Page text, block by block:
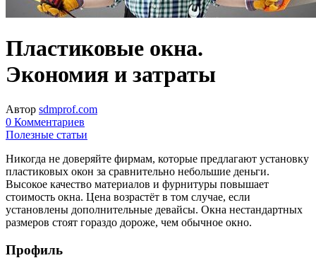
Пластиковые окна.
Экономия и затраты
Автор sdmprof.com
0 Комментариев
Полезные статьи
Никогда не доверяйте фирмам, которые предлагают установку
пластиковых окон за сравнительно небольшие деньги.
Высокое качество материалов и фурнитуры повышает
стоимость окна. Цена возрастёт в том случае, если
установлены дополнительные девайсы. Окна нестандартных
размеров стоят гораздо дороже, чем обычное окно.
Профиль